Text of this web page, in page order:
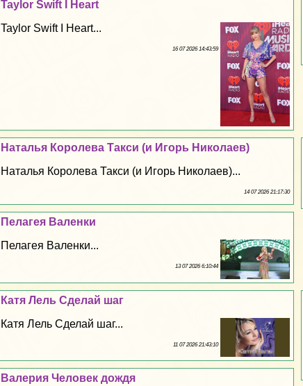
Taylor Swift I Heart
Taylor Swift I Heart...
16 07 2026 14:43:59
Наталья Королева Такси (и Игорь Николаев)
Наталья Королева Такси (и Игорь Николаев)...
14 07 2026 21:17:30
Пелагея Валенки
Пелагея Валенки...
13 07 2026 6:10:44
Катя Лель Сделай шаг
Катя Лель Сделай шаг...
11 07 2026 21:43:10
Валерия Человек дождя